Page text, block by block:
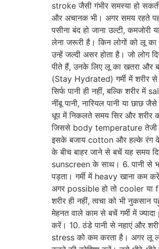
stroke जैसी गंभीर समस्या हो
और अचानक भी। अगर समय रहते
पसीना बंद हो जाना उल्टी,
लेना जरूरी है। किन लोगों को लू का
उन्हें जल्दी असर होता है। जो लोग
पीते हैं, उनके लिए लू का खतरा और
(Stay Hydrated) गर्मी में शरीर
सिर्फ पानी ही नहीं, बल्कि शरीर
नींबू पानी, नारियल पानी या
धूप में निकलते समय सिर और शरीर
जिससे body temperature तेजी
इसके बजाय cotton और हल्के रंग के
के बीच बाहर जाने से बचें यह समय
sunscreen के साथ। 6. पानी से
पड़ता। गर्मी में heavy खाना कम
अगर possible हो तो cooler या
शरीर ही नहीं, त्वचा को भी
मेहनत वाले काम से बचें गर्मी में
करें। 10. ठंडे पानी से नहाएं और
stress को कम करता है। अगर लू